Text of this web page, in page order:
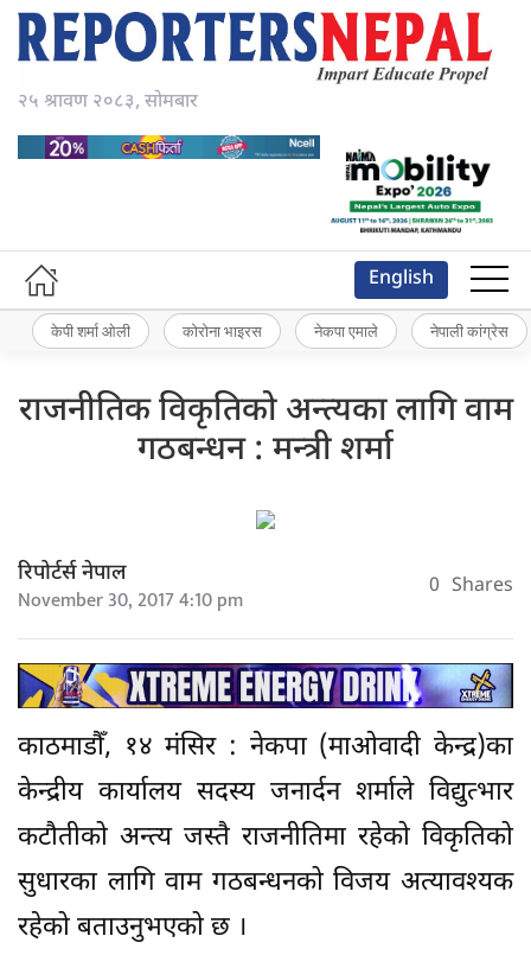
२५ श्रावण २०८३, सोमबार
English
केपी शर्मा ओली कोरोना भाइरस नेकपा एमाले नेपाली कांग्रेस
राजनीतिक विकृतिको अन्त्यका लागि वाम
गठबन्धन : मन्त्री शर्मा
रिपोर्टर्स नेपाल
November 30, 2017 4:10 pm 0 Shares
काठमाडौँ, १४ मंसिर : नेकपा (माओवादी केन्द्र)का
केन्द्रीय कार्यालय सदस्य जनार्दन शर्माले विद्युत्भार
कटौतीको अन्त्य जस्तै राजनीतिमा रहेको विकृतिको
सुधारका लागि वाम गठबन्धनको विजय अत्यावश्यक
रहेको बताउनुभएको छ ।